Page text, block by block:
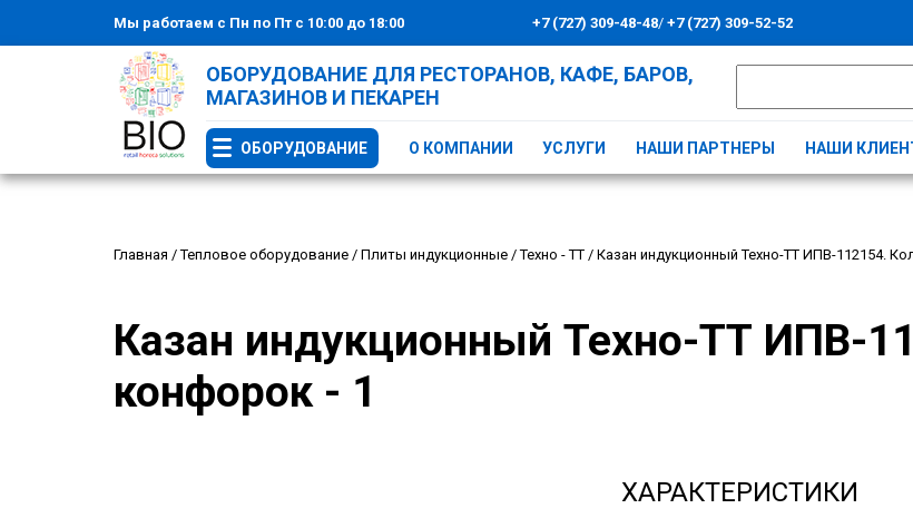
Мы работаем с Пн по Пт с 10:00 до 18:00 +7 (727) 309-48-48/+7 (727) 309-52-52
ОБОРУДОВАНИЕ ДЛЯ РЕСТОРАНОВ, КАФЕ, БАРОВ,
МАГАЗИНОВ И ПЕКАРЕН
ОБОРУДОВАНИЕ О КОМПАНИИ УСЛУГИ НАШИ ПАРТНЕРЫ НАШИ
Главная /Тепловое оборудование / Плиты индукционные /Техно - ТТ / Казан индукционный Техно-ТТ ИПВ-112154.
Казан индукционный Техно-ТТ ИПВ-
конфорок - 1
ХАРАКТЕРИСТИКИ